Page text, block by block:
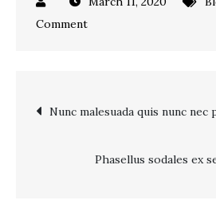
Commenton
placerat
condimentum
Post
navigation
Nunc malesuada quis nunc nec
Phasellus sodales ex